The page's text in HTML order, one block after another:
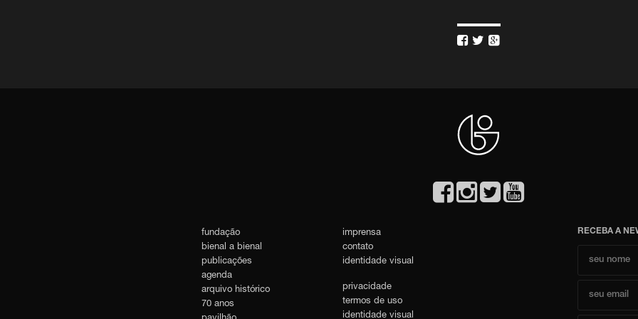
  
fundação
bienal a bienal
publicações
agenda
arquivo histórico
70 anos
imprensa
contato
identidade visual
privacidade
termos de uso
identidade visual
RECEBA A